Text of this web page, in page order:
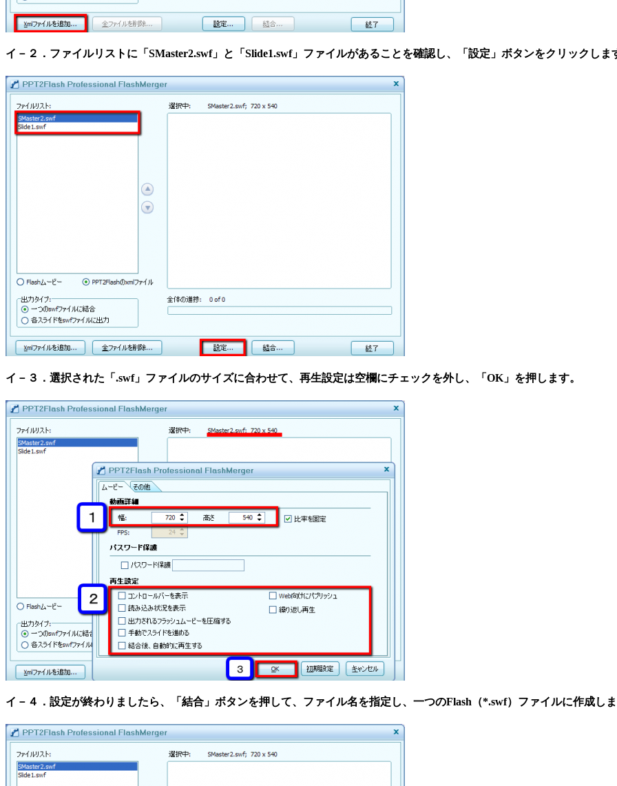
イ－２．ファイルリストに「SMaster2.swf」と「Slide1.swf」ファイルがあることを確認し、「設定」ボタンをクリックしま
イ－３．選択された「.swf」ファイルのサイズに合わせて、再生設定は空欄にチェックを外し、「OK」を押します。
イ－４．設定が終わりましたら、「結合」ボタンを押して、ファイル名を指定し、一つのFlash（*.swf）ファイルに作成し